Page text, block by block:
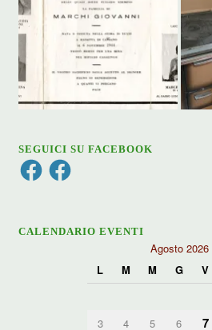
SEGUICI SU FACEBOOK
FacebookFacebook
CALENDARIO EVENTI
Agosto 2026
L
M M G V
3
4 5 6 7